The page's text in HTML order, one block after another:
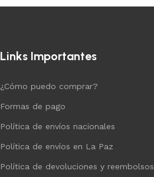
Links Importantes
¿Cómo puedo comprar?
Formas de pago
Política de envíos nacionales
Política de envíos en La Paz
Política de devoluciones y reembolsos